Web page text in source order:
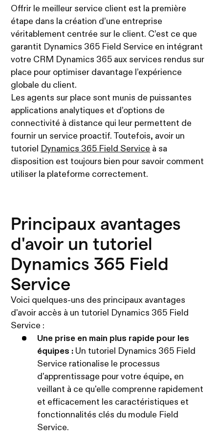
Offrir le meilleur service client est la première
étape dans la création d’une entreprise
véritablement centrée sur le client. C’est ce que
garantit Dynamics 365 Field Service en intégrant
votre CRM Dynamics 365 aux services rendus sur
place pour optimiser davantage l’expérience
globale du client.
Les agents sur place sont munis de puissantes
applications analytiques et d’options de
connectivité à distance qui leur permettent de
fournir un service proactif. Toutefois, avoir un
tutoriel
Dynamics 365 Field Service à sa
disposition est toujours bien pour savoir comment
utiliser la plateforme correctement.
Principaux avantages
d'avoir un tutoriel
Dynamics 365 Field
Service
Voici quelques-uns des principaux avantages
d'avoir accès à un tutoriel Dynamics 365 Field
Service :
Une prise en main plus rapide pour les
équipes : Un tutoriel Dynamics 365 Field
Service rationalise le processus
d'apprentissage pour votre équipe, en
veillant à ce qu'elle comprenne rapidement
et efficacement les caractéristiques et
fonctionnalités clés du module Field
Service.